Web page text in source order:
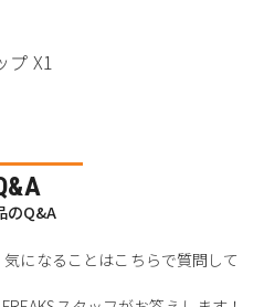
プ X1
のQ&A
になることはこちらで質問して